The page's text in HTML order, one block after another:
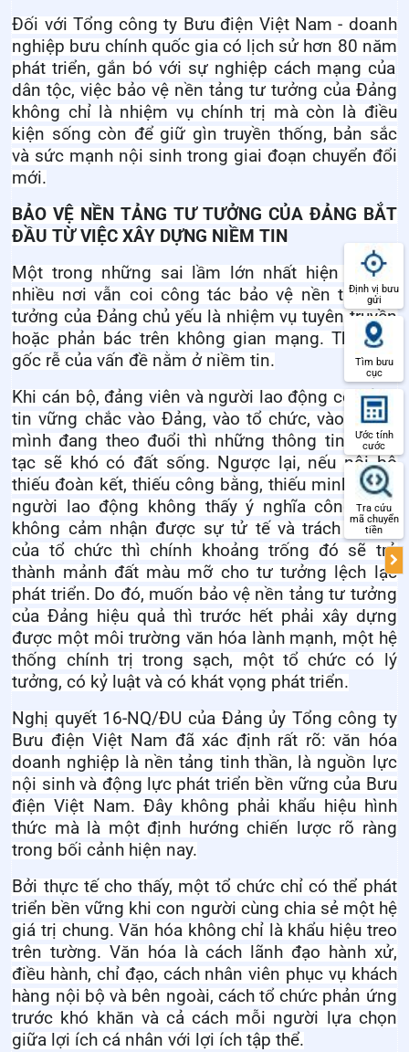
Đối với Tổng công ty Bưu điện Việt Nam - doanh
nghiệp bưu chính quốc gia có lịch sử hơn 80 năm
phát triển, gắn bó với sự nghiệp cách mạng của
dân tộc, việc bảo vệ nền tảng tư tưởng của Đảng
không chỉ là nhiệm vụ chính trị mà còn là điều
kiện sống còn để giữ gìn truyền thống, bản sắc
và sức mạnh nội sinh trong giai đoạn chuyển đổi
mới.
BẢO VỆ NỀN TẢNG TƯ TƯỞNG CỦA ĐẢNG BẮT
ĐẦU TỪ VIỆC XÂY DỰNG NIỀM TIN
Một trong những sai lầm lớn nhất hiện nay là
nhiều nơi vẫn coi công tác bảo vệ nền tảng tư
tưởng của Đảng chủ yếu là nhiệm vụ tuyên truyền
hoặc phản bác trên không gian mạng. Thực tế,
gốc rễ của vấn đề nằm ở niềm tin.
Khi cán bộ, đảng viên và người lao động có niềm
tin vững chắc vào Đảng, vào tổ chức, vào giá trị
mình đang theo đuổi thì những thông tin xuyên
tạc sẽ khó có đất sống. Ngược lại, nếu nội bộ
thiếu đoàn kết, thiếu công bằng, thiếu minh bạch,
người lao động không thấy ý nghĩa công việc,
không cảm nhận được sự tử tế và trách nhiệm
của tổ chức thì chính khoảng trống đó sẽ trở
thành mảnh đất màu mỡ cho tư tưởng lệch lạc
phát triển. Do đó, muốn bảo vệ nền tảng tư tưởng
của Đảng hiệu quả thì trước hết phải xây dựng
được một môi trường văn hóa lành mạnh, một hệ
thống chính trị trong sạch, một tổ chức có lý
tưởng, có kỷ luật và có khát vọng phát triển.
Nghị quyết 16-NQ/ĐU của Đảng ủy Tổng công ty
Bưu điện Việt Nam đã xác định rất rõ: văn hóa
doanh nghiệp là nền tảng tinh thần, là nguồn lực
nội sinh và động lực phát triển bền vững của Bưu
điện Việt Nam. Đây không phải khẩu hiệu hình
thức mà là một định hướng chiến lược rõ ràng
trong bối cảnh hiện nay.
Bởi thực tế cho thấy, một tổ chức chỉ có thể phát
triển bền vững khi con người cùng chia sẻ một hệ
giá trị chung. Văn hóa không chỉ là khẩu hiệu treo
trên tường. Văn hóa là cách lãnh đạo hành xử,
điều hành, chỉ đạo, cách nhân viên phục vụ khách
hàng nội bộ và bên ngoài, cách tổ chức phản ứng
trước khó khăn và cả cách mỗi người lựa chọn
giữa lợi ích cá nhân với lợi ích tập thể.
Định vị bưu
gửi
Tìm bưu
cục
Ước tính
cước
Tra cứu
mã chuyển
tiền